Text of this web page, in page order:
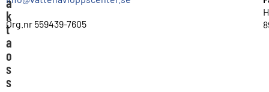
k
t
a
o
s
s
Org.nr 559439-7605